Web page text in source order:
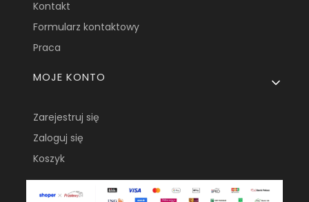
Kontakt
Formularz kontaktowy
Praca
MOJE KONTO
Zarejestruj się
Zaloguj się
Koszyk